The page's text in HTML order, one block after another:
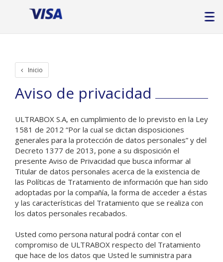
Inicio
Aviso de privacidad
ULTRABOX S.A, en cumplimiento de lo previsto en la Ley
1581 de 2012 “Por la cual se dictan disposiciones
generales para la protección de datos personales” y del
Decreto 1377 de 2013, pone a su disposición el
presente Aviso de Privacidad que busca informar al
Titular de datos personales acerca de la existencia de
las Políticas de Tratamiento de información que han sido
adoptadas por la compañía, la forma de acceder a éstas
y las características del Tratamiento que se realiza con
los datos personales recabados.
Usted como persona natural podrá contar con el
compromiso de ULTRABOX respecto del Tratamiento
que hace de los datos que Usted le suministra para